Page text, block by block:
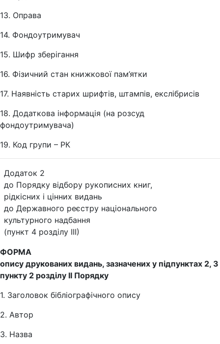
13. Оправа
14. Фондоутримувач
15. Шифр зберігання
16. Фізичний стан книжкової пам’ятки
17. Наявність старих шрифтів, штампів, екслібрисів
18. Додаткова інформація (на розсуд
фондоутримувача)
19. Код групи – РК
Додаток 2
до Порядку відбору рукописних книг,
рідкісних і цінних видань
до Державного реєстру національного
культурного надбання
(пункт 4 розділу ІІІ)
ФОРМА
опису друкованих видань, зазначених у підпунктах 2, 3
пункту 2 розділу ІІ Порядку
1. Заголовок бібліографічного опису
2. Автор
3. Назва